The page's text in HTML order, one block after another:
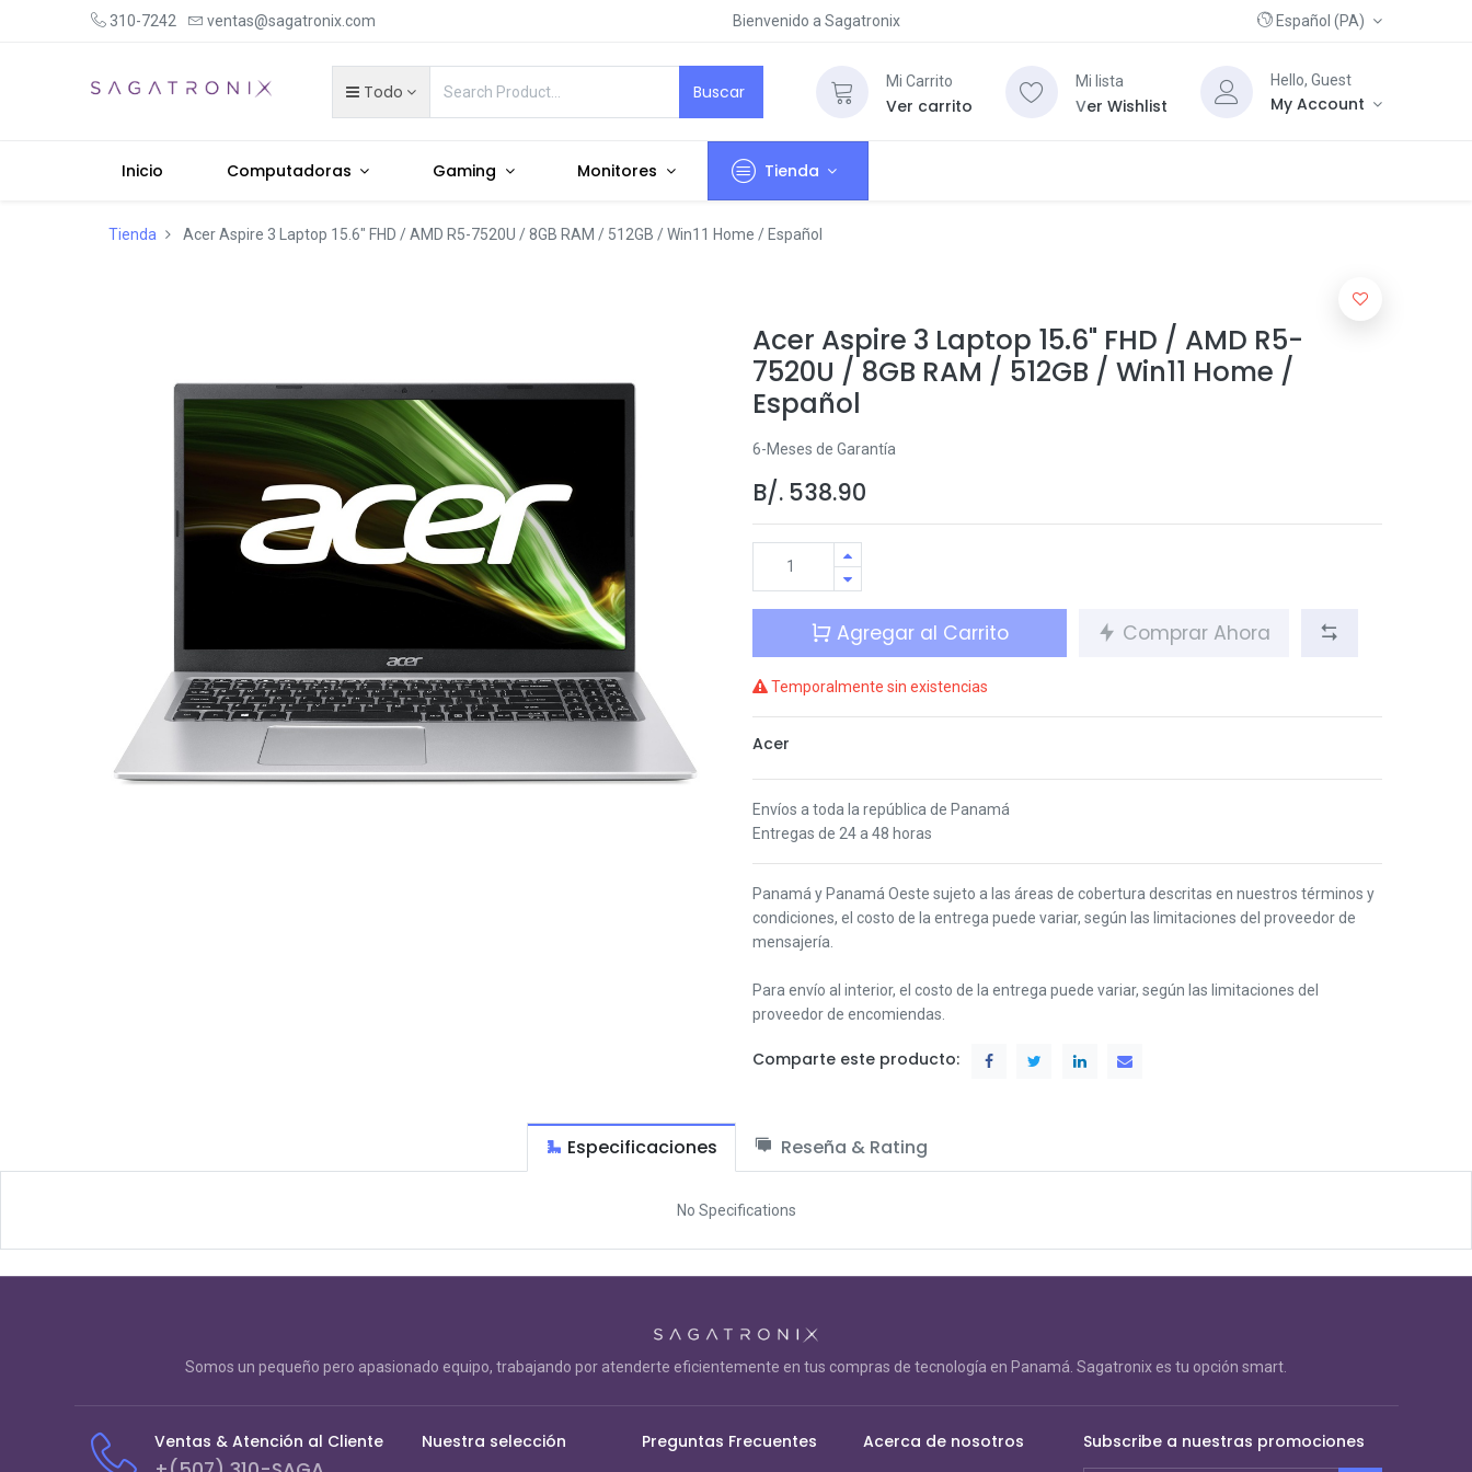
310-7242 ventas@sagatronix.com Bienvenido a Sagatronix Español (PA)
Todo Buscar Mi Carrito
Ver carrito
Mi lista
Ver Wishlist
Hello, Guest
My Account
Inicio Computadoras Gaming Monitores Tienda
Tienda Acer Aspire 3 Laptop 15.6" FHD / AMD R5-7520U / 8GB RAM / 512GB / Win11 Home / Español
Acer Aspire 3 Laptop 15.6" FHD / AMD R5-
7520U / 8GB RAM / 512GB / Win11 Home /
Español
6-Meses de Garantía
B/. 538.90
Agregar al Carrito Comprar Ahora
Temporalmente sin existencias
Acer
Envíos a toda la república de Panamá
Entregas de 24 a 48 horas
Panamá y Panamá Oeste sujeto a las áreas de cobertura descritas en nuestros términos y
condiciones, el costo de la entrega puede variar, según las limitaciones del proveedor de
mensajería.
Para envío al interior, el costo de la entrega puede variar, según las limitaciones del
proveedor de encomiendas.
Comparte este producto:
Especificaciones Reseña & Rating
No Specifications
Somos un pequeño pero apasionado equipo, trabajando por atenderte eficientemente en tus compras de tecnología en Panamá. Sagatronix es tu opción smart.
Ventas & Atención al Cliente Nuestra selección Preguntas Frecuentes Acerca de nosotros Subscribe a nuestras promociones